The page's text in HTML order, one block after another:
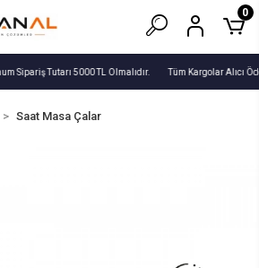
Sipariş Tutarı 5000 TL Olmalıdır. Tüm Kargolar Alıcı
0
Saat Masa Çalar